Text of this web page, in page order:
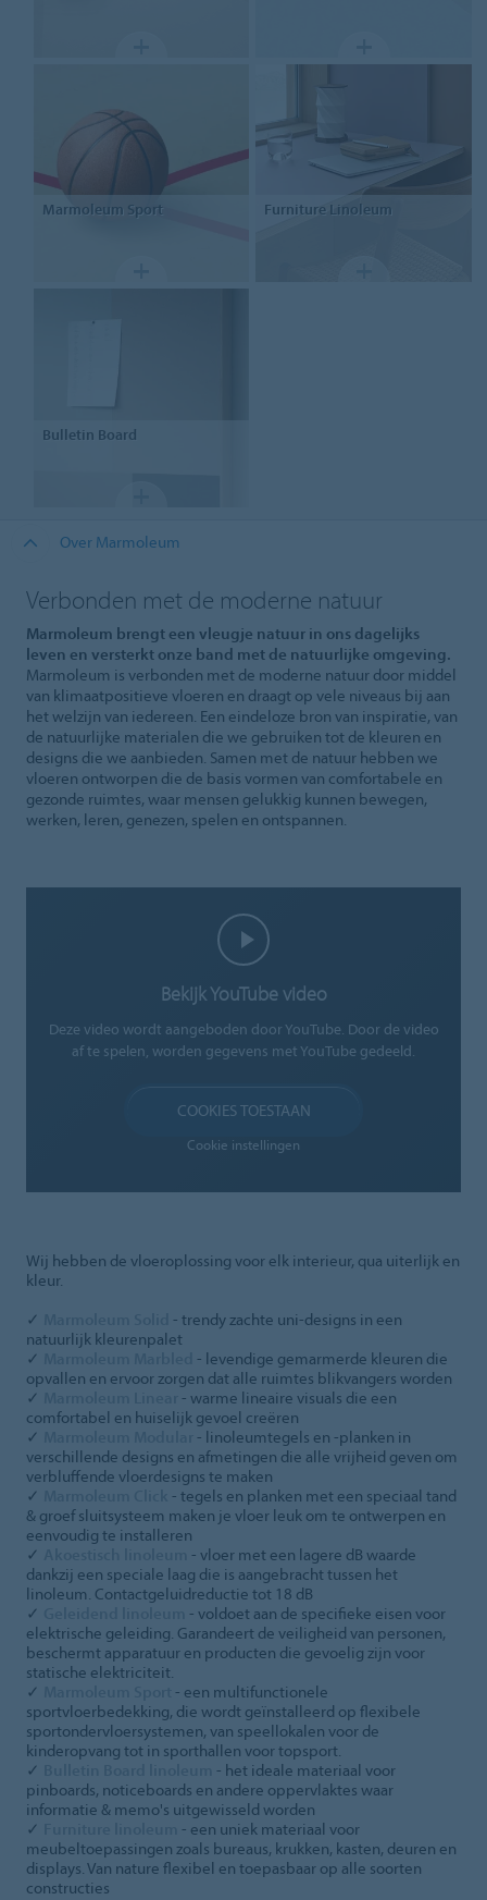
Marmoleum Sport Furniture Linoleum
Bulletin Board
Over Marmoleum
Verbonden met de moderne natuur
Marmoleum brengt een vleugje natuur in ons dagelijks
leven en versterkt onze band met de natuurlijke omgeving.
Marmoleum is verbonden met de moderne natuur door middel
van klimaatpositieve vloeren en draagt op vele niveaus bij aan
het welzijn van iedereen. Een eindeloze bron van inspiratie, van
de natuurlijke materialen die we gebruiken tot de kleuren en
designs die we aanbieden. Samen met de natuur hebben we
vloeren ontworpen die de basis vormen van comfortabele en
gezonde ruimtes, waar mensen gelukkig kunnen bewegen,
werken, leren, genezen, spelen en ontspannen.
Bekijk YouTube video
Deze video wordt aangeboden door YouTube. Door de video
af te spelen, worden gegevens met YouTube gedeeld.
COOKIES TOESTAAN
Cookie instellingen
Wij hebben de vloeroplossing voor elk interieur, qua uiterlijk en
kleur.
✓
- trendy zachte uni-designs in een
natuurlijk kleurenpalet
✓
- levendige gemarmerde kleuren die
opvallen en ervoor zorgen dat alle ruimtes blikvangers worden
✓
- warme lineaire visuals die een
comfortabel en huiselijk gevoel creëren
✓
- linoleumtegels en -planken in
verschillende designs en afmetingen die alle vrijheid geven om
verbluffende vloerdesigns te maken
✓
- tegels en planken met een speciaal tand
& groef sluitsysteem maken je vloer leuk om te ontwerpen en
eenvoudig te installeren
✓
- vloer met een lagere dB waarde
dankzij een speciale laag die is aangebracht tussen het
linoleum. Contactgeluidreductie tot 18 dB
✓
- voldoet aan de specifieke eisen voor
elektrische geleiding. Garandeert de veiligheid van personen,
beschermt apparatuur en producten die gevoelig zijn voor
statische elektriciteit.
✓
- een multifunctionele
sportvloerbedekking, die wordt geïnstalleerd op flexibele
sportondervloersystemen, van speellokalen voor de
kinderopvang tot in sporthallen voor topsport.
✓
- het ideale materiaal voor
pinboards, noticeboards en andere oppervlaktes waar
informatie & memo's uitgewisseld worden
✓
- een uniek materiaal voor
meubeltoepassingen zoals bureaus, krukken, kasten, deuren en
displays. Van nature flexibel en toepasbaar op alle soorten
constructies